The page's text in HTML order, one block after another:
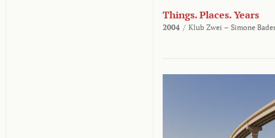
Things. Places. Years
2004 / Klub Zwei – Simone